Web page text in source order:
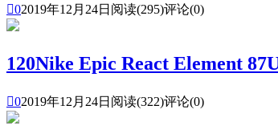
02019年12月24日 阅读(295)评论(0)
120Nike Epic React Element
02019年12月24日 阅读(322)评论(0)